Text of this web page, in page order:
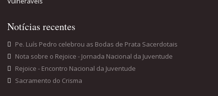
Notícias recentes
Pe. Luís Pedro celebrou as Bodas de Prata Sacerdotais
Nota sobre o Rejoice - Jornada Nacional da Juventude
Rejoice - Encontro Nacional da Juventude
Sacramento do Crisma